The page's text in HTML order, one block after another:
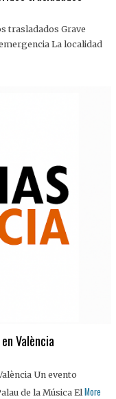
trasladados Grave
La localidad
València
Un evento
de la Música El More